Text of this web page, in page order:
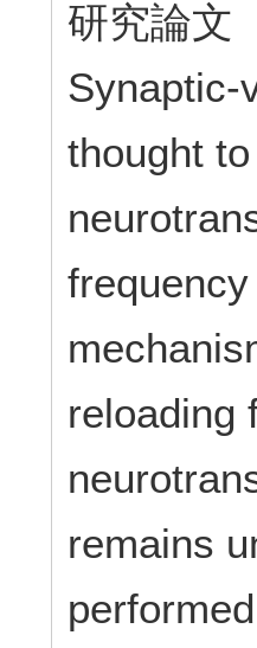
研究論文
Synaptic-
thought
reloading
remains